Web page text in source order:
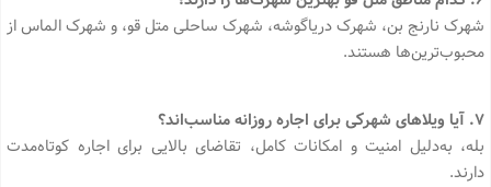
شهرک نارنج بن، شهرک دریاگوشه، شهرک ساحلی متل قو، و شهرک الماس از
محبوب‌ترین‌ها هستند.
7. آیا ویلاهای شهرکی برای اجاره روزانه مناسب‌اند؟
بله، به‌دلیل امنیت و امکانات کامل، تقاضای بالایی برای اجاره کوتاه‌مدت
دارند.